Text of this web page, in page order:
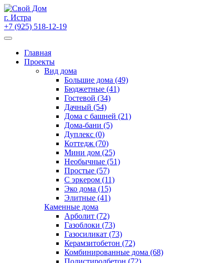
Skip
to
content
г. Истра
+7 (925) 518-12-19
Главная
Проекты
Вид дома
Большие дома (49)
Бюджетные (41)
Гостевой (34)
Дачный (54)
Дома с башней (21)
Дома-бани (5)
Дуплекс (0)
Коттедж (70)
Мини дом (25)
Необычные (51)
Простые (57)
С эркером (11)
Эко дома (15)
Элитные (41)
Каменные дома
Арболит (72)
Газоблоки (73)
Газосиликат (73)
Керамзитобетон (72)
Комбинированные дома (68)
Полистиролбетон (72)